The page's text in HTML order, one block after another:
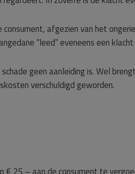
afgezien van het
“leed” eveneens een
geen aanleiding is. Wel
verschuldigd geworden.